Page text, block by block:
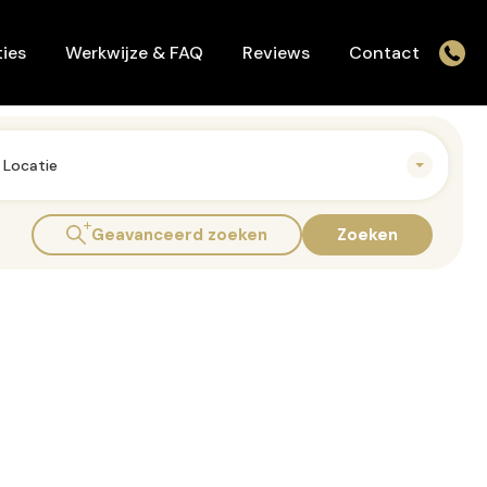
Werkwijze & FAQ Reviews Contact
Werkwijze & FAQ Reviews Contact
Locatie
Geavanceerd zoeken Zoeken